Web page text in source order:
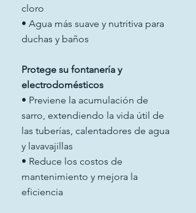
cloro
• Agua más suave y nutritiva para
duchas y baños
Protege su fontanería y
electrodomésticos
• Previene la acumulación de
sarro, extendiendo la vida útil de
las tuberías, calentadores de agua
y lavavajillas
• Reduce los costos de
mantenimiento y mejora la
eficiencia